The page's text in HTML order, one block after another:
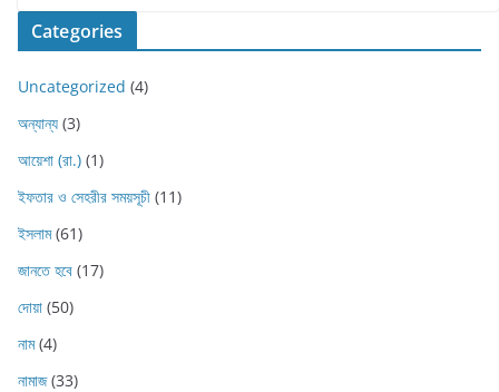
Categories
Uncategorized (4)
অন্যান্য (3)
আয়েশা (রা.) (1)
ইফতার ও সেহরীর সময়সূচী (11)
ইসলাম(61)
জানতে হবে (17)
দোয়া (50)
নাম(4)
নামাজ(33)